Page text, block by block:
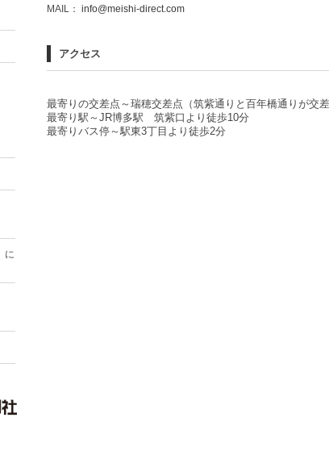
MAIL： info@meishi-direct.com
アクセス
最寄りの交差点～瑞穂交差点（筑紫通りと百年橋通りが交差
最寄り駅～JR博多駅 筑紫口より徒歩10分
最寄りバス停～駅東3丁目より徒歩2分
に